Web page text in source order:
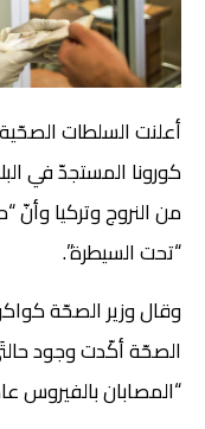
أعلنت السلطات
كورونا المستجدّ في
من النروج وتركيا
“تحت السيطرة”.
وقال وزير الصحّة
“المصابان بالفيروس